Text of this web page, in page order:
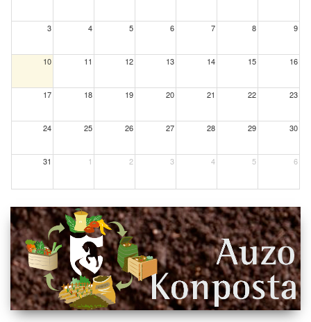
3 4 5 6 7 8 9
10 11 12 13 14 15 16
17 18 19 20 21 22 23
24 25 26 27 28 29 30
31 1 2 3 4 5 6